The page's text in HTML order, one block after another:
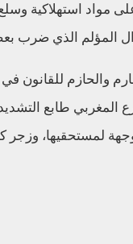
مواد استهلاكية
المؤلم الذي ضرب
والحازم للقانون
المغربي طابع
لمستحقيها، وزجر